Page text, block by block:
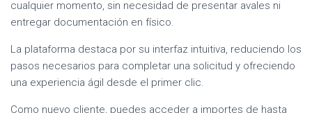
cualquier momento, sin necesidad de presentar avales ni
entregar documentación en físico.
La plataforma destaca por su interfaz intuitiva, reduciendo los
pasos necesarios para completar una solicitud y ofreciendo
una experiencia ágil desde el primer clic.
Como nuevo cliente, puedes acceder a importes de hasta